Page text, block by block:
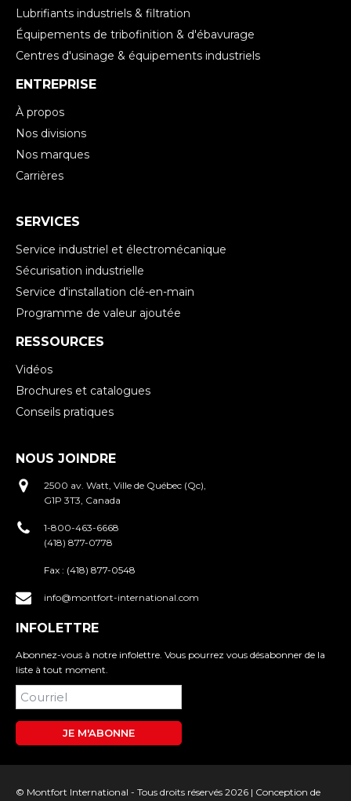
Lubrifiants industriels & filtration
Équipements de tribofinition & d'ébavurage
Centres d'usinage & équipements industriels
ENTREPRISE
À propos
Nos divisions
Nos marques
Carrières
SERVICES
Service industriel et électromécanique
Sécurisation industrielle
Service d'installation clé-en-main
Programme de valeur ajoutée
RESSOURCES
Vidéos
Brochures et catalogues
Conseils pratiques
NOUS JOINDRE
2500 av. Watt, Ville de Québec (Qc),
G1P 3T3, Canada
1-800-463-6668
(418) 877-0778
Fax : (418) 877-0548
info@montfort-international.com
INFOLETTRE
Abonnez-vous à notre infolettre. Vous pourrez vous désabonner de la
liste à tout moment.
JE M'ABONNE
© Montfort International - Tous droits réservés 2026 | Conception de